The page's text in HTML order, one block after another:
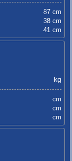
87 cm
38 cm
41 cm
kg
cm
cm
cm